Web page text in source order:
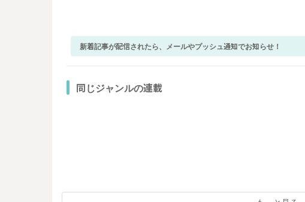
新着記事が配信されたら、メールやプッシュ通知でお知らせ！
同じジャンルの連載